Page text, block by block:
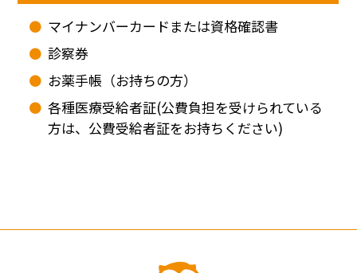
マイナンバーカードまたは資格確認書
診察券
お薬手帳（お持ちの方）
各種医療受給者証(公費負担を受けられている
方は、公費受給者証をお持ちください)